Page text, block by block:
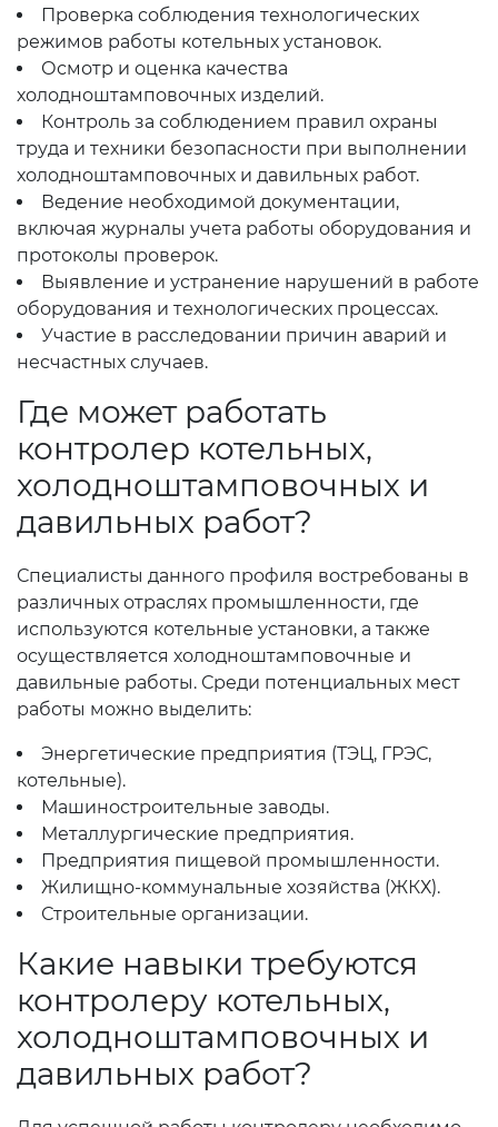
Проверка соблюдения технологических
режимов работы котельных установок.
Осмотр и оценка качества
холодноштамповочных изделий.
Контроль за соблюдением правил охраны
труда и техники безопасности при выполнении
холодноштамповочных и давильных работ.
Ведение необходимой документации,
включая журналы учета работы оборудования и
протоколы проверок.
Выявление и устранение нарушений в работе
оборудования и технологических процессах.
Участие в расследовании причин аварий и
несчастных случаев.
Где может работать
контролер котельных,
холодноштамповочных и
давильных работ?
Специалисты данного профиля востребованы в
различных отраслях промышленности, где
используются котельные установки, а также
осуществляется холодноштамповочные и
давильные работы. Среди потенциальных мест
работы можно выделить:
Энергетические предприятия (ТЭЦ, ГРЭС,
котельные).
Машиностроительные заводы.
Металлургические предприятия.
Предприятия пищевой промышленности.
Жилищно-коммунальные хозяйства (ЖКХ).
Строительные организации.
Какие навыки требуются
контролеру котельных,
холодноштамповочных и
давильных работ?